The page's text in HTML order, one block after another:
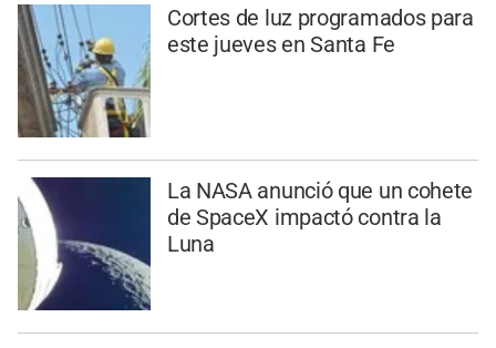
Cortes de luz programados para
este jueves en Santa Fe
La NASA anunció que un cohete
de SpaceX impactó contra la
Luna